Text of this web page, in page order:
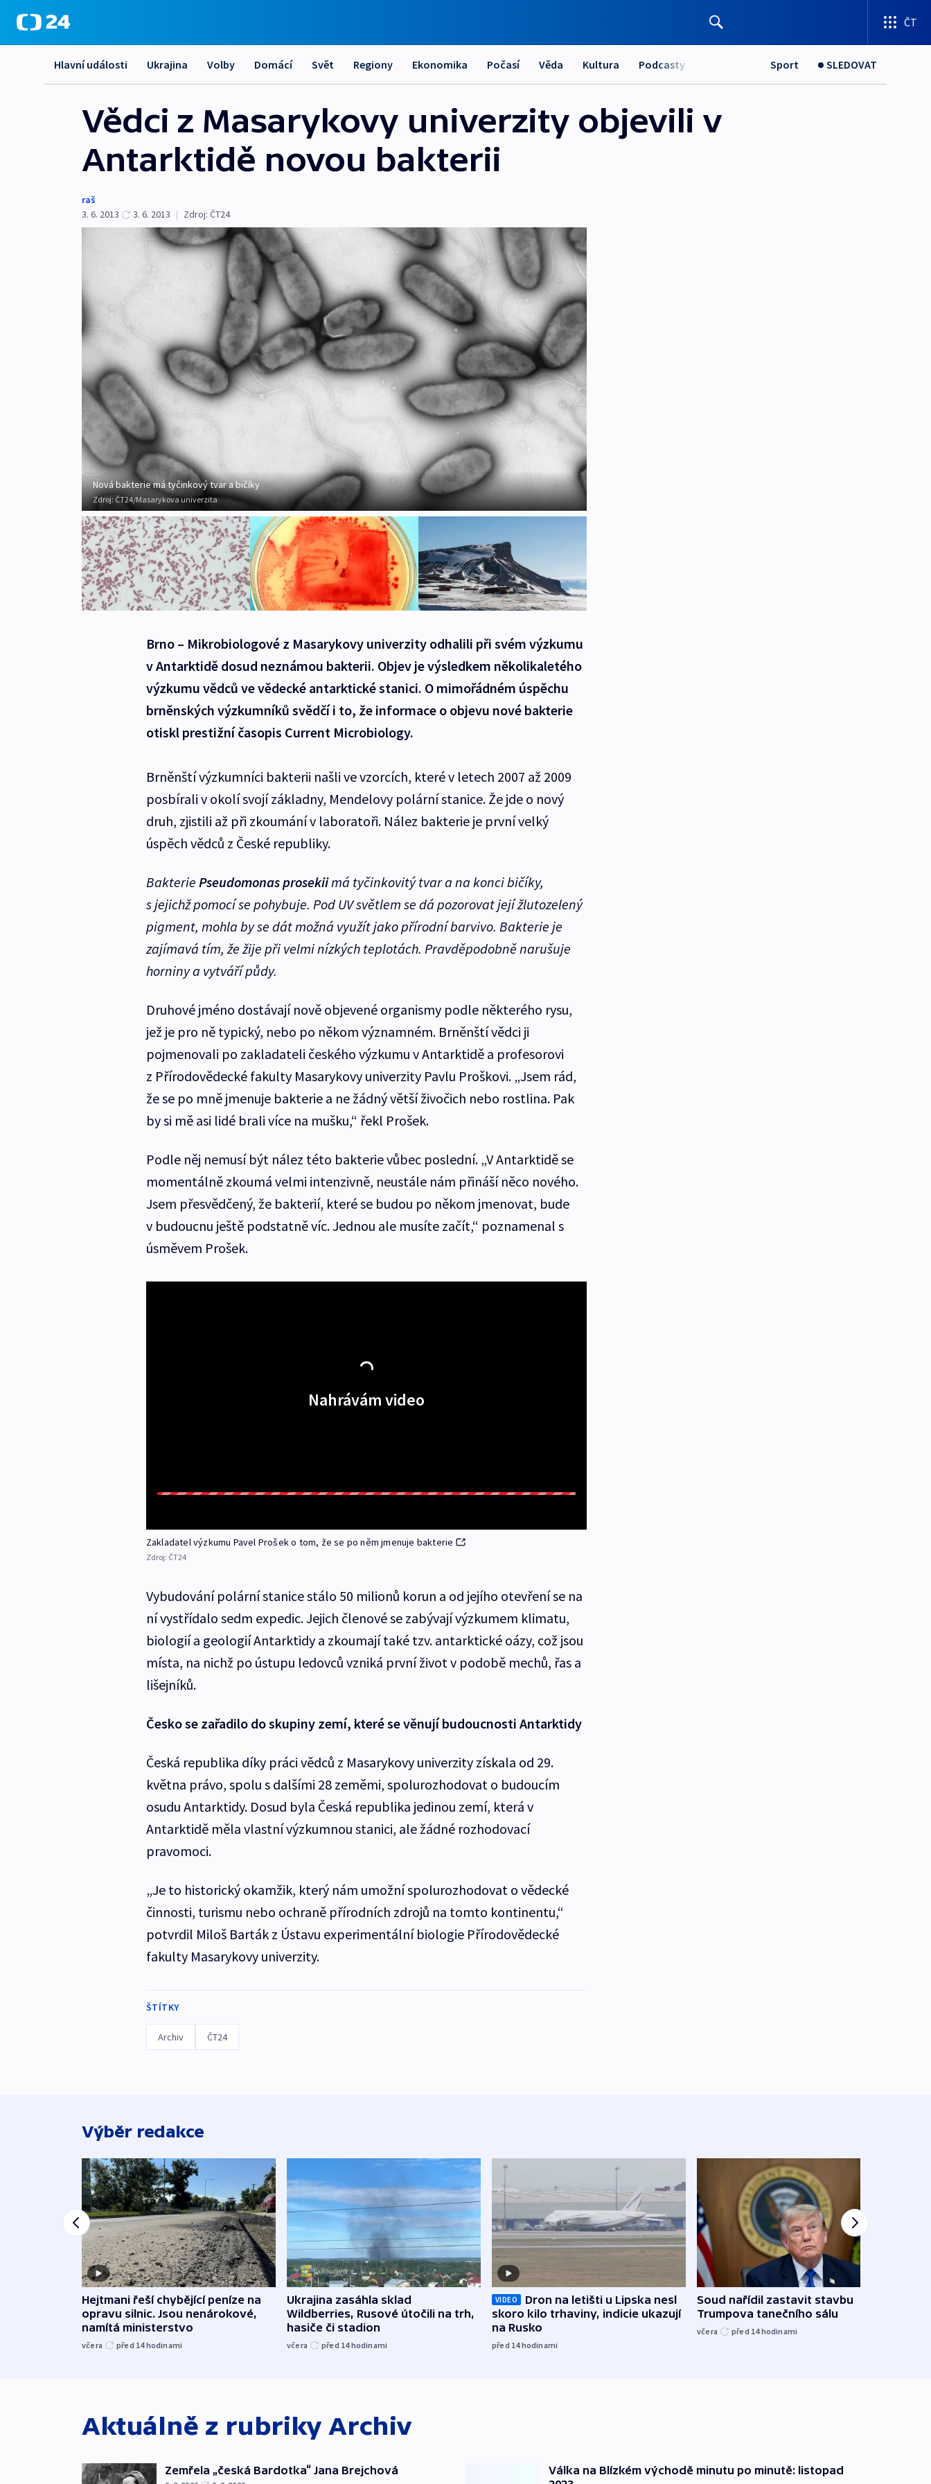
ČT
Hlavní události Ukrajina Volby Domácí Svět Regiony Ekonomika Počasí Věda Kultura Podcasty Sport SLEDOVAT
Vědci z Masarykovy univerzity objevili v
Antarktidě novou bakterii
raš
3. 6. 2013
3. 6. 2013 | Zdroj: ČT24
Nová bakterie má tyčinkový tvar a bičíky
Zdroj: ČT24/Masarykova univerzita
Brno – Mikrobiologové z Masarykovy univerzity odhalili při svém výzkumu
v Antarktidě dosud neznámou bakterii. Objev je výsledkem několikaletého
výzkumu vědců ve vědecké antarktické stanici. O mimořádném úspěchu
brněnských výzkumníků svědčí i to, že informace o objevu nové bakterie
otiskl prestižní časopis Current Microbiology.
Brněnští výzkumníci bakterii našli ve vzorcích, které v letech 2007 až 2009
posbírali v okolí svojí základny, Mendelovy polární stanice. Že jde o nový
druh, zjistili až při zkoumání v laboratoři. Nález bakterie je první velký
úspěch vědců z České republiky.
Bakterie Pseudomonas prosekiimá tyčinkovitý tvar a na konci bičíky,
s jejichž pomocí se pohybuje. Pod UV světlem se dá pozorovat její žlutozelený
pigment, mohla by se dát možná využít jako přírodní barvivo. Bakterie je
zajímavá tím, že žije při velmi nízkých teplotách. Pravděpodobně narušuje
horniny a vytváří půdy.
Druhové jméno dostávají nově objevené organismy podle některého rysu,
jež je pro ně typický, nebo po někom významném. Brněnští vědci ji
pojmenovali po zakladateli českého výzkumu v Antarktidě a profesorovi
z Přírodovědecké fakulty Masarykovy univerzity Pavlu Proškovi. „Jsem rád,
že se po mně jmenuje bakterie a ne žádný větší živočich nebo rostlina. Pak
by si mě asi lidé brali více na mušku,“ řekl Prošek.
Podle něj nemusí být nález této bakterie vůbec poslední. „V Antarktidě se
momentálně zkoumá velmi intenzivně, neustále nám přináší něco nového.
Jsem přesvědčený, že bakterií, které se budou po někom jmenovat, bude
v budoucnu ještě podstatně víc. Jednou ale musíte začít,“ poznamenal s
úsměvem Prošek.
Nahrávám video
Zakladatel výzkumu Pavel Prošek o tom, že se po něm jmenuje bakterie
Zdroj: ČT24
Vybudování polární stanice stálo 50 milionů korun a od jejího otevření se na
ní vystřídalo sedm expedic. Jejich členové se zabývají výzkumem klimatu,
biologií a geologií Antarktidy a zkoumají také tzv. antarktické oázy, což jsou
místa, na nichž po ústupu ledovců vzniká první život v podobě mechů, řas a
lišejníků.
Česko se zařadilo do skupiny zemí, které se věnují budoucnosti Antarktidy
Česká republika díky práci vědců z Masarykovy univerzity získala od 29.
května právo, spolu s dalšími 28 zeměmi, spolurozhodovat o budoucím
osudu Antarktidy. Dosud byla Česká republika jedinou zemí, která v
Antarktidě měla vlastní výzkumnou stanici, ale žádné rozhodovací
pravomoci.
„Je to historický okamžik, který nám umožní spolurozhodovat o vědecké
činnosti, turismu nebo ochraně přírodních zdrojů na tomto kontinentu,“
potvrdil Miloš Barták z Ústavu experimentální biologie Přírodovědecké
fakulty Masarykovy univerzity.
ŠTÍTKY
Archiv ČT24
Výběr redakce
Hejtmani řeší chybějící peníze na
opravu silnic. Jsou nenárokové,
namítá ministerstvo
včera před 14hodinami
Ukrajina zasáhla sklad
Wildberries, Rusové útočili na trh,
hasiče či stadion
včera před 14hodinami
VIDEO
Dron na letišti u Lipska nesl
skoro kilo trhaviny, indicie ukazují
na Rusko
před 14hodinami
Soud nařídil zastavit stavbu
Trumpova tanečního sálu
včera před 14hodinami
Aktuálně z rubrikyArchiv
Zemřela „česká Bardotka“ Jana Brejchová
Válka na Blízkém východě minutu po minutě: listopad